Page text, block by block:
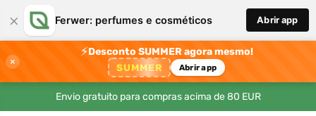
× Ferwer: perfumes e cosméticos Abrir app
×
⚡Desconto SUMMER agora mesmo!
SUMMER Abrir app
Envio gratuito para compras acima de 80 EUR